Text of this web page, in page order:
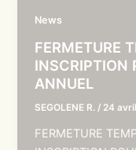
News
FERMETURE
INSCRIPTION
ANNUEL
SEGOLENE R. / 24
FERMETURE